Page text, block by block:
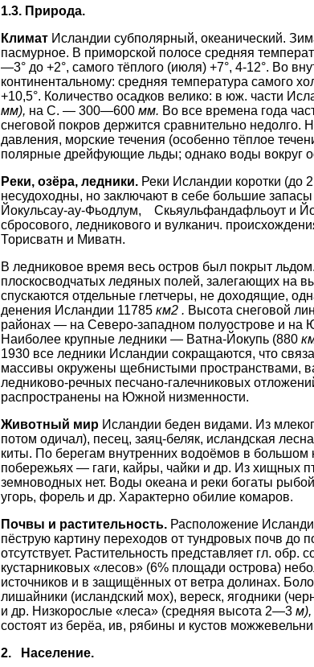
1.3. Природа.
КлиматИсландии субполярный, океанический.
пасмурное. В приморской полосе средняя
—3° до +2°, самого тёплого (июля) +7°, 4-12°. Во
континентальному: средняя температура самого
+10,5°. Количество осадков велико: в юж. части
мм), на С. — 300—600 мм. Во все времена года
снеговой покров держится сравни­тельно
давления, морские течения (особенно тёплое
полярные дрейфующие льды; однако воды вокруг
Реки, озёра, ледники.Реки Исландии коротки (до
несу­доходны, но заключают в себе большие
Йокульсау-ау-Фьодлум, Скьяульфандафльоут и
сбросового, ледникового и вулканич.
Торисватн и Миватн.
В ледниковое время весь остров был покрыт
плоскосводчатых ледяных полей, залегающих на
спускаются отдельные глетчеры, не доходящие,
денения Исландии 11785 км2 . Высота снеговой
районах — на Северо-западном полуострове и на
Наиболее крупные ледники — Ватна-Йокупь (880
1930 все ледники Исландии сокращаются, что
массивы окружены щебнистыми пространствами,
ледниково-речных песчано-галечниковых
распространены на Южной низменности.
Животный мирИсландии беден видами. Из
потом одичал), песец, заяц-беляк, исландская
киты. По берегам внутренних водоёмов в большом
побережьях — гаги, кайры, чайки и др. Из хищ­ных
земноводных нет. Воды океана и реки богаты
угорь, форель и др. Характерно обилие комаров.
Почвы и растительность.Расположение
пёструю картину переходов от тундровых почв до
отсут­ствует. Растительность представляет гл.
кустарниковых «лесов» (6% площади острова)
источников и в защищённых от ветра долинах.
лишайники (исландский мох), вереск, ягодники
и др. Низкорослые «леса» (средняя высота 2—3 м),
состоят из берёа, ив, рябины и ку­стов
2.
Население.